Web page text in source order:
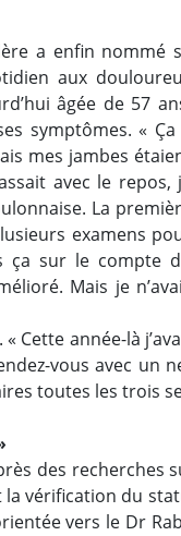
a enfin nommé
aux
âgée de 57
symptômes. « Ça
mes jambes
avec le repos,
La
examens
ça sur le compte
Mais je
Cette année-là
vous avec
toutes les trois
des recherches
vérification du
vers le Dr